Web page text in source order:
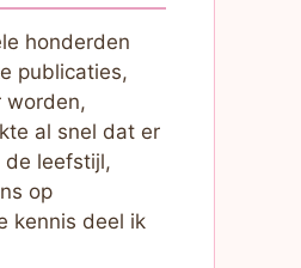
honderden
publicaties,
worden,
al snel dat er
de leefstijl,
op
kennis deel ik